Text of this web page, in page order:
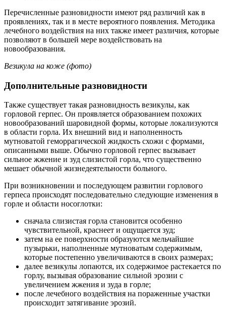
Перечисленные разновидности имеют ряд различий как в
проявлениях, так и в месте вероятного появления. Методика
лечебного воздействия на них также имеет различия, которые
позволяют в большей мере воздействовать на
новообразования.
Везикула на коже (фото)
Дополнительные разновидности
Также существует такая разновидность везикулы, как
горловой герпес. Он проявляется образованием похожих
новообразований шаровидной формы, которые локализуются
в области горла. Их внешний вид и наполненность
мутноватой геморрагической жидкость схожи с формами,
описанными выше. Обычно горловой герпес вызывает
сильное жжение и зуд слизистой горла, что существенно
мешает обычной жизнедеятельности больного.
При возникновении и последующем развитии горлового
герпеса происходят последовательно следующие изменения в
горле и области носоглотки:
сначала слизистая горла становится особенно
чувствительной, краснеет и ощущается зуд;
затем на ее поверхности образуются мельчайшие
пузырьки, наполненные мутноватым содержимым,
которые постепенно увеличиваются в своих размерах;
далее везикулы лопаются, их содержимое растекается по
горлу, вызывая образование сильной эрозии с
увеличением жжения и зуда в горле;
после лечебного воздействия на пораженные участки
происходит затягивание эрозий.